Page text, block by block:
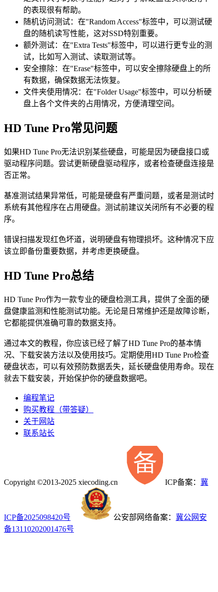
的表现很有帮助。
随机访问测试：在"Random Access"标签中，可以测试硬
盘的随机读写性能，这对SSD特别重要。
额外测试：在"Extra Tests"标签中，可以进行更专业的测
试，比如写入测试、读取测试等。
安全擦除：在"Erase"标签中，可以安全擦除硬盘上的所
有数据，确保数据无法恢复。
文件夹使用情况：在"Folder Usage"标签中，可以分析硬
盘上各个文件夹的占用情况，方便清理空间。
HD Tune Pro常见问题
如果HD Tune Pro无法识别某些硬盘，可能是因为硬盘接口或
驱动程序问题。尝试更新硬盘驱动程序，或者检查硬盘连接是
否正常。
基准测试结果异常低，可能是硬盘有严重问题，或者是测试时
系统有其他程序在占用硬盘。测试前建议关闭所有不必要的程
序。
错误扫描发现红色坏道，说明硬盘有物理损坏。这种情况下应
该立即备份重要数据，并考虑更换硬盘。
HD Tune Pro总结
HD Tune Pro作为一款专业的硬盘检测工具，提供了全面的硬
盘健康监测和性能测试功能。无论是日常维护还是故障诊断，
它都能提供准确可靠的数据支持。
通过本文的教程，你应该已经了解了HD Tune Pro的基本情
况、下载安装方法以及使用技巧。定期使用HD Tune Pro检查
硬盘状态，可以有效预防数据丢失，延长硬盘使用寿命。现在
就去下载安装，开始保护你的硬盘数据吧。
编程笔记
购买教程（带答疑）
关于网站
联系站长
Copyright ©2013-2025 xiecoding.cn ICP备案： 冀
ICP备2025098420号 公安部网络备案： 冀公网安
备13110202001476号